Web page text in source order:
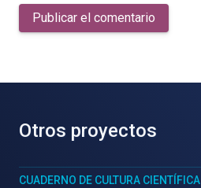
Publicar el comentario
Otros proyectos
CUADERNO DE CULTURA CIENTÍFICA